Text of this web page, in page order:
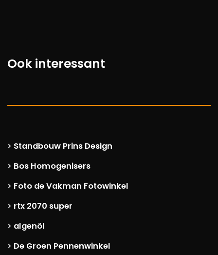
Ook interessant
> Standbouw Prins Design
> Bos Homogenisers
> Foto de Vakman Fotowinkel
> rtx 2070 super
> algenöl
> De Groen Pennenwinkel